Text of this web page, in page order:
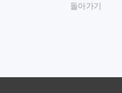
가 있을까? 내게 맞는
돌아가기